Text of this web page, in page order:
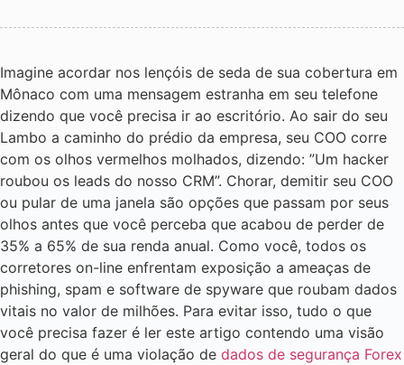
Imagine acordar nos lençóis de seda de sua cobertura em
Mônaco com uma mensagem estranha em seu telefone
dizendo que você precisa ir ao escritório. Ao sair do seu
Lambo a caminho do prédio da empresa, seu COO corre
com os olhos vermelhos molhados, dizendo: ”Um hacker
roubou os leads do nosso CRM”. Chorar, demitir seu COO
ou pular de uma janela são opções que passam por seus
olhos antes que você perceba que acabou de perder de
35% a 65% de sua renda anual. Como você, todos os
corretores on-line enfrentam exposição a ameaças de
phishing, spam e software de spyware que roubam dados
vitais no valor de milhões. Para evitar isso, tudo o que
você precisa fazer é ler este artigo contendo uma visão
geral do que é uma violação de dados de segurança Forex